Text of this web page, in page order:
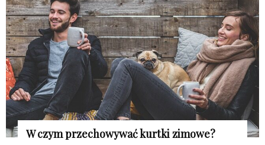
W czym przechowywać kurtki zimowe?